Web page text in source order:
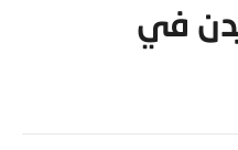
في